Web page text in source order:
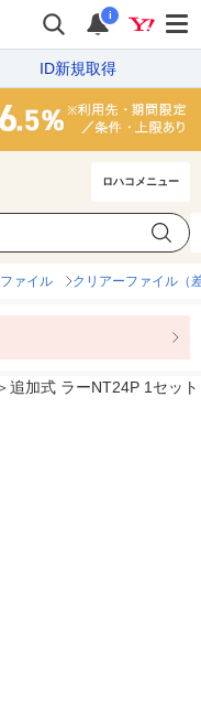
i
ID新規取得
ロハコメニュー
ファイル クリアーファイル（